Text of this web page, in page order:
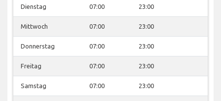
Dienstag 07:00 23:00
Mittwoch 07:00 23:00
Donnerstag 07:00 23:00
Freitag 07:00 23:00
Samstag 07:00 23:00